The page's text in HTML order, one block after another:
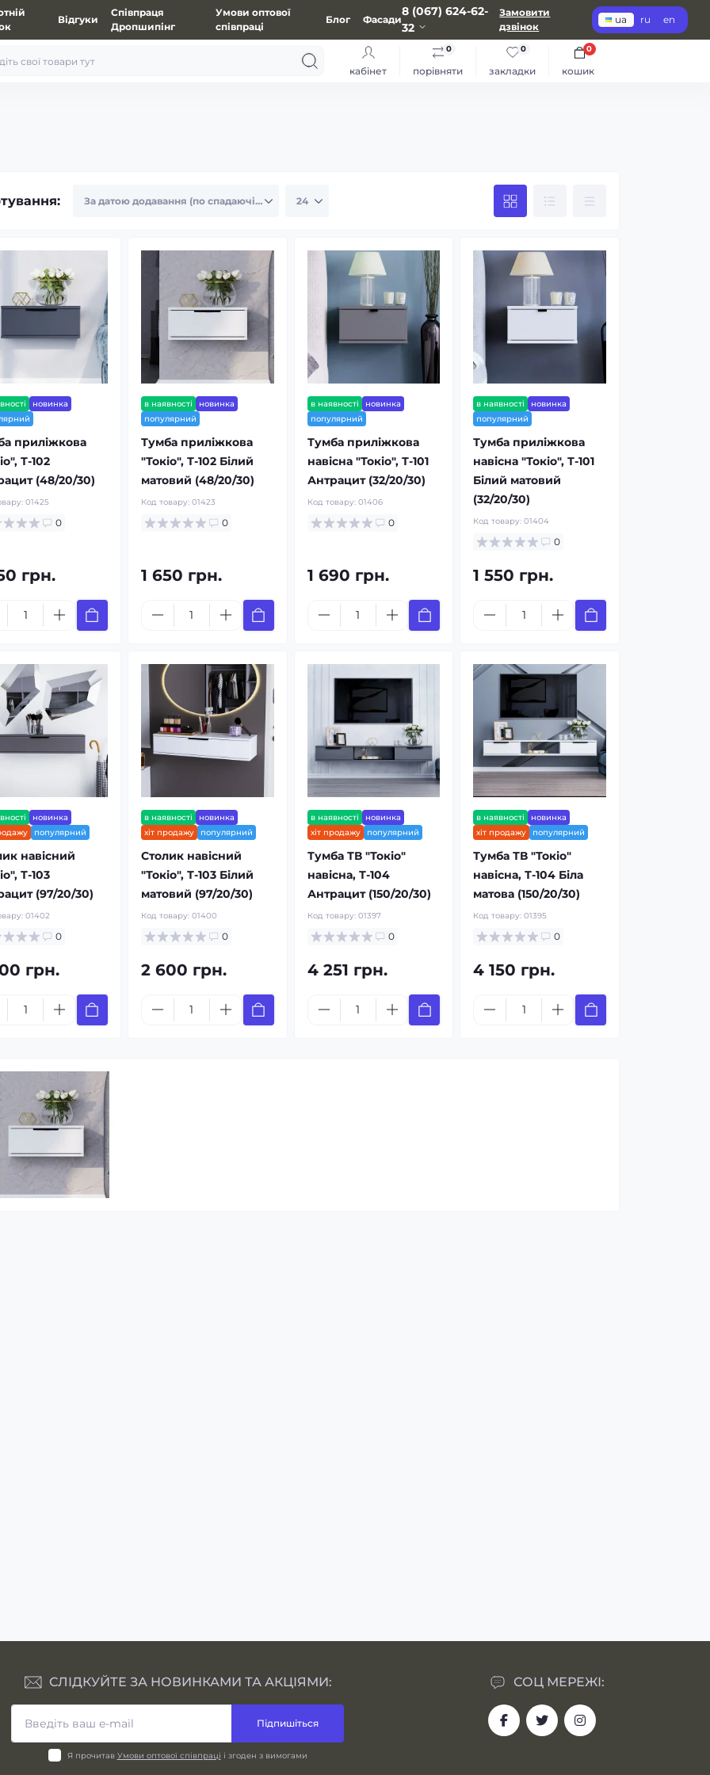
Відгуки
Співпраця
Дропшипінг
Умови оптової
співпраці
Блог Фасади
8 (067) 624-62-
32
Замовити
дзвінок
ua ru en
кабінет порівняти
0
закладки
0
кошик
0
новинка
приліжкова
Т-102
(48/20/30)
01425
0
грн.
в наявності
новинка
популярний
Тумба приліжкова
"Токіо", Т-102 Білий
матовий (48/20/30)
Код товару: 01423
0
1 650 грн.
в наявності
новинка
популярний
Тумба приліжкова
навісна "Токіо", Т-101
Антрацит (32/20/30)
Код товару: 01406
0
1 690 грн.
в наявності
новинка
популярний
Тумба приліжкова
навісна "Токіо", Т-101
Білий матовий
(32/20/30)
Код товару:01404
0
1 550 грн.
новинка
популярний
навісний
Т-103
(97/20/30)
01402
0
грн.
в наявності
новинка
хіт продажу
популярний
Столик навісний
"Токіо", Т-103 Білий
матовий (97/20/30)
Код товару: 01400
0
2 600 грн.
в наявності
новинка
хіт продажу
популярний
Тумба ТВ "Токіо"
навісна, Т-104
Антрацит (150/20/30)
Код товару: 01397
0
4 251 грн.
в наявності
новинка
хіт продажу
популярний
Тумба ТВ "Токіо"
навісна, Т-104 Біла
матова (150/20/30)
Код товару:01395
0
4 150 грн.
СОЦ МЕРЕЖІ:
СЛІДКУЙТЕ ЗА НОВИНКАМИ ТА АКЦІЯМИ:
Підпишіться
Я прочитав Умови оптової співпраці і згоден з вимогами